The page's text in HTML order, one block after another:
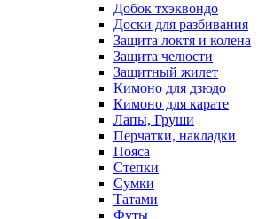
Добок тхэквондо
Доски для разбивания
Защита локтя и колена
Защита челюсти
Защитный жилет
Кимоно для дзюдо
Кимоно для карате
Лапы, Груши
Перчатки, накладки
Пояса
Степки
Сумки
Татами
Футы